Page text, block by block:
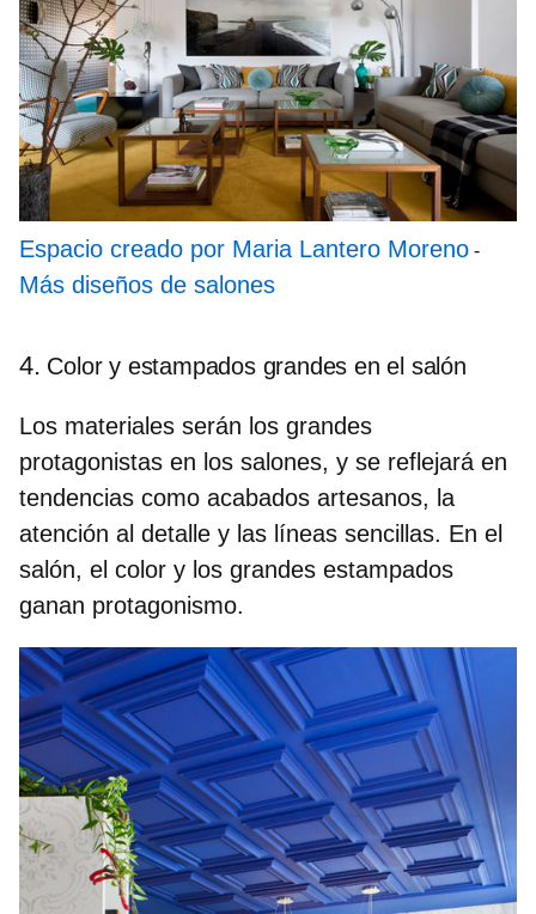
Espacio creado por Maria Lantero Moreno -
Más diseños de salones
4. Color y estampados grandes en el salón
Los materiales serán los grandes
protagonistas en los salones, y se reflejará en
tendencias como acabados artesanos, la
atención al detalle y las líneas sencillas. En el
salón, el color y los grandes estampados
ganan protagonismo.